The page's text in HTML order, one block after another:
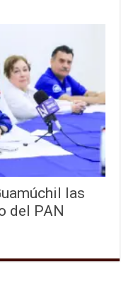
las
del PAN